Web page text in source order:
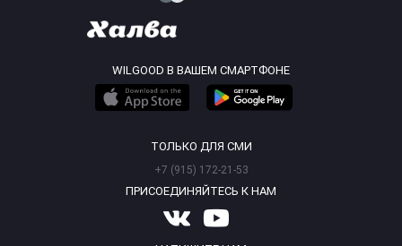
WILGOOD В ВАШЕМ СМАРТФОНЕ
ТОЛЬКО ДЛЯ СМИ
+7 (915) 172-21-53
ПРИСОЕДИНЯЙТЕСЬ К НАМ